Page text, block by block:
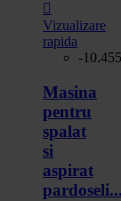

Vizualizare
rapida
-
Masina
pentru
spalat
si
aspirat
pardoseli...